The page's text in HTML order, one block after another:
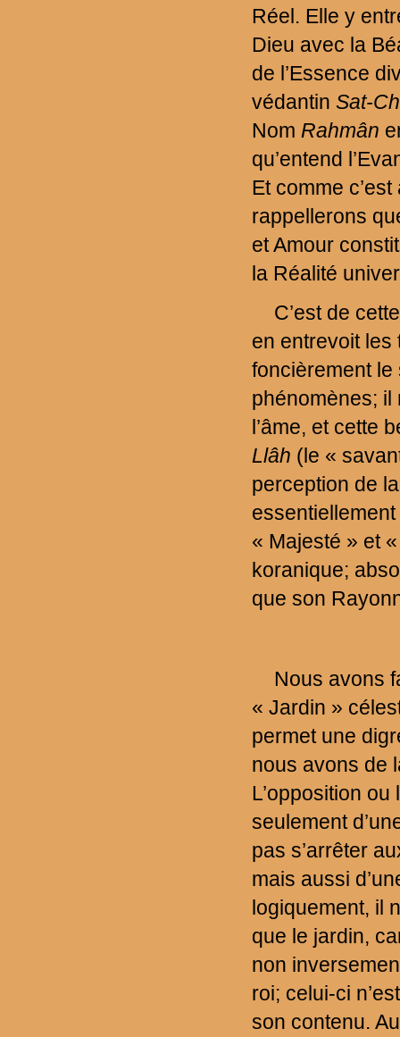
Réel. Elle y
Dieu avec la
de l’Essence
védantin Sat-
Nom Rahmân
qu’entend
Et comme
rappellerons
et Amour
la Réalité
C’est de
en entrevoit les
foncièrement
phénomènes; il
l’âme, et cette
Llâh (le «
perception de
« Majesté » et
koranique;
que son
Nous avons
« Jardin »
permet une
nous avons de
L’opposition ou
seulement
pas s’arrêter
mais aussi
logiquement, il
que le jardin,
non
roi; celui-ci
son contenu.